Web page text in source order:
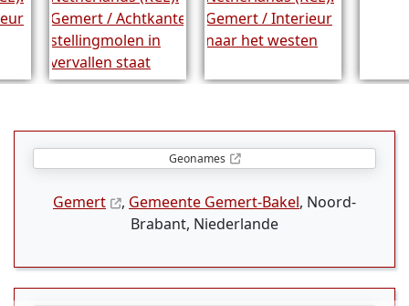
Geonames
Gemert , Gemeente Gemert-Bakel, Noord-
Brabant, Niederlande